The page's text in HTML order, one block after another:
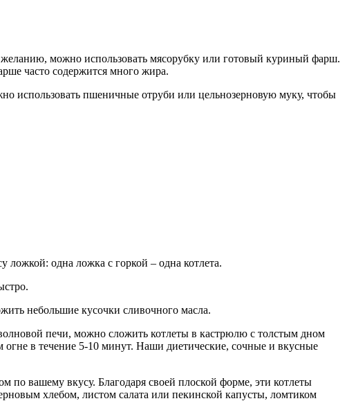
можно использовать мясорубку или готовый куриный фарш.
часто содержится много жира.
использовать пшеничные отруби или цельнозерновую муку, чтобы
одна ложка с горкой – одна котлета.
небольшие кусочки сливочного масла.
печи, можно сложить котлеты в кастрюлю с толстым дном
огне в течение 5-10 минут. Наши диетические, сочные и вкусные
по вашему вкусу. Благодаря своей плоской форме, эти котлеты
хлебом, листом салата или пекинской капусты, ломтиком